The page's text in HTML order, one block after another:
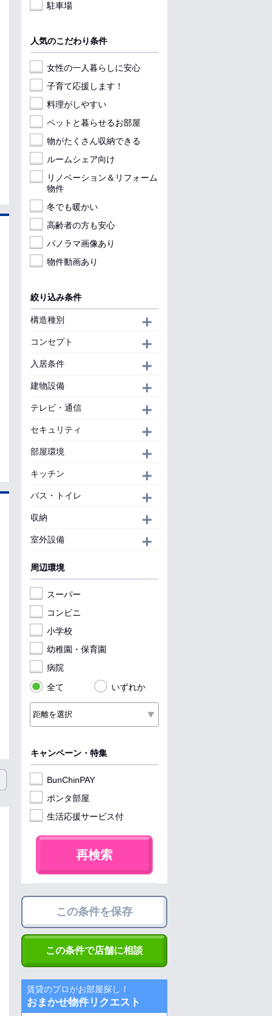
駐車場
人気のこだわり条件
女性の一人暮らしに安心
子育て応援します！
料理がしやすい
ペットと暮らせるお部屋
物がたくさん収納できる
ルームシェア向け
リノベーション＆リフォーム
物件
冬でも暖かい
高齢者の方も安心
パノラマ画像あり
物件動画あり
絞り込み条件
構造種別
コンセプト
入居条件
建物設備
テレビ・通信
セキュリティ
部屋環境
キッチン
バス・トイレ
収納
室外設備
周辺環境
スーパー
コンビニ
小学校
幼稚園・保育園
病院
全て
いずれか
キャンペーン・特集
BunChinPAY
ポンタ部屋
生活応援サービス付
再検索
この条件を保存
この条件で店舗に相談
賃貸のプロがお部屋探し！
おまかせ物件リクエスト